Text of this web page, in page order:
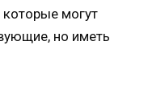
могут
но иметь